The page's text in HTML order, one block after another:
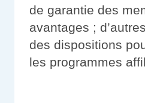
de garantie des
avantages ;
des dispositions
les programmes